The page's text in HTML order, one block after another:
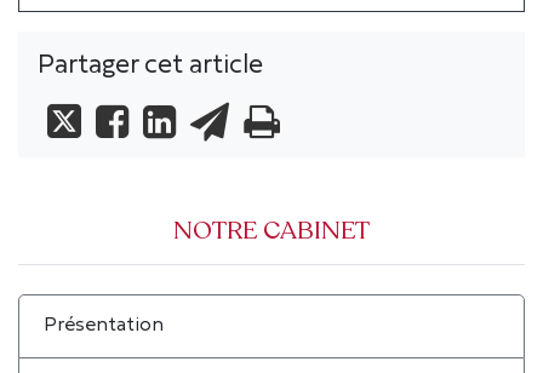
Partager cet article
NOTRE CABINET
Présentation